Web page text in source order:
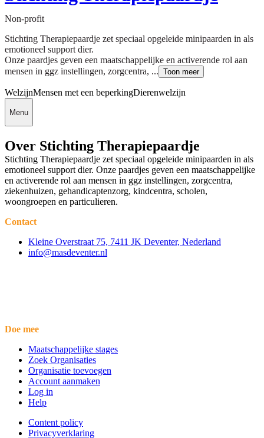
Non-profit
Stichting Therapiepaardje zet speciaal opgeleide minipaarden in als
emotioneel support dier.
Onze paardjes geven een maatschappelijke en activerende rol aan
mensen in ggz instellingen, zorgcentra, ... Toon meer
WelzijnMensen met een beperkingDierenwelzijn
Menu
Over Stichting Therapiepaardje
Stichting Therapiepaardje zet speciaal opgeleide minipaarden in als
emotioneel support dier. Onze paardjes geven een maatschappelijke
en activerende rol aan mensen in ggz instellingen, zorgcentra,
ziekenhuizen, gehandicaptenzorg, kindcentra, scholen,
woongroepen en particulieren.
Contact
Kleine Overstraat 75, 7411 JK Deventer, Nederland
info@masdeventer.nl
Doe mee
Maatschappelijke stages
Zoek Organisaties
Organisatie toevoegen
Account aanmaken
Log in
Help
Content policy
Privacyverklaring